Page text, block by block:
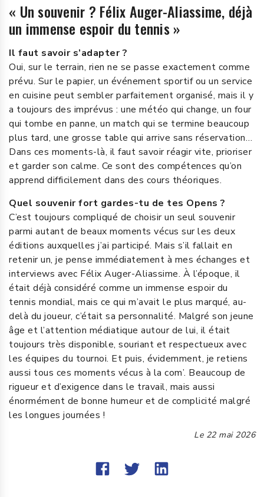
« Un souvenir ? Félix Auger-Aliassime, déjà
un immense espoir du tennis »
Il faut savoir s’adapter ?
Oui, sur le terrain, rien ne se passe exactement comme
prévu. Sur le papier, un événement sportif ou un service
en cuisine peut sembler parfaitement organisé, mais il y
a toujours des imprévus : une météo qui change, un four
qui tombe en panne, un match qui se termine beaucoup
plus tard, une grosse table qui arrive sans réservation…
Dans ces moments-là, il faut savoir réagir vite, prioriser
et garder son calme. Ce sont des compétences qu’on
apprend difficilement dans des cours théoriques.
Quel souvenir fort gardes-tu de tes Opens ?
C’est toujours compliqué de choisir un seul souvenir
parmi autant de beaux moments vécus sur les deux
éditions auxquelles j’ai participé. Mais s’il fallait en
retenir un, je pense immédiatement à mes échanges et
interviews avec Félix Auger-Aliassime. À l’époque, il
était déjà considéré comme un immense espoir du
tennis mondial, mais ce qui m’avait le plus marqué, au-
delà du joueur, c’était sa personnalité. Malgré son jeune
âge et l’attention médiatique autour de lui, il était
toujours très disponible, souriant et respectueux avec
les équipes du tournoi. Et puis, évidemment, je retiens
aussi tous ces moments vécus à la com’. Beaucoup de
rigueur et d’exigence dans le travail, mais aussi
énormément de bonne humeur et de complicité malgré
les longues journées !
Le 22 mai 2026